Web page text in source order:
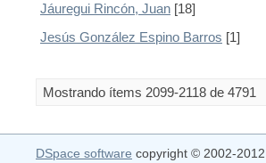
Jáuregui Rincón, Juan [18]
Jesús González Espino Barros [1]
Mostrando ítems 2099-2118 de 4791
DSpace software copyright © 2002-2012